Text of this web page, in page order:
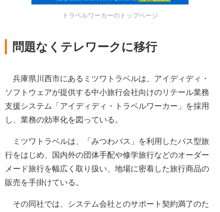
トラベルワーカーのトップページ
問題なくテレワークに移行
兵庫県川西市にあるミツワトラベルは、アイディディ・
ソフトウェアが提供する中小旅行会社向けのリテール業務
支援システム「アイディディ・トラベルワーカー」を採用
し、業務の効率化を図っている。
ミツワトラベルは、「みつわバス」を利用したバス型旅
行をはじめ、国内外の団体手配や修学旅行などのオーダー
メード旅行を幅広く取り扱い、地場に密着した旅行商品の
販売を手掛けている。
その同社では、システム会社とのサポート契約満了のた